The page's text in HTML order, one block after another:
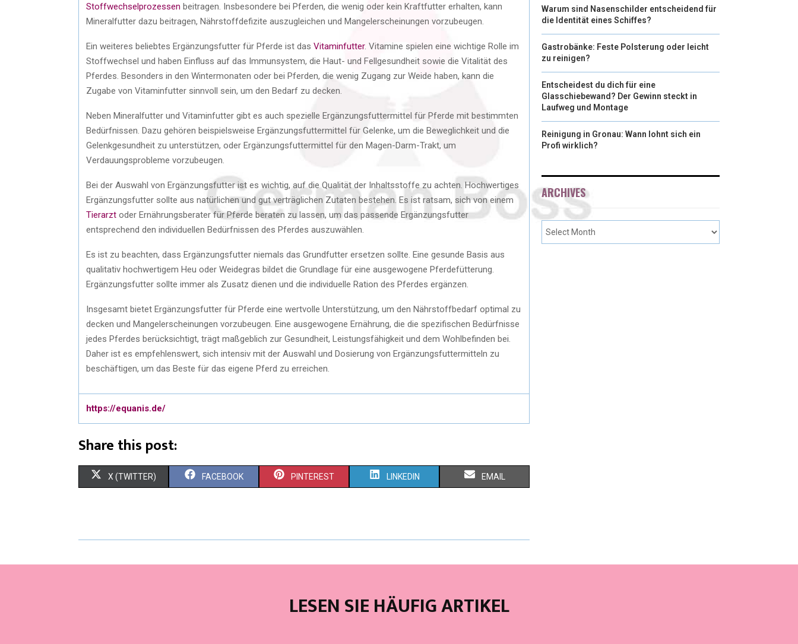
Stoffwechselprozessen beitragen. Insbesondere bei Pferden, die wenig oder kein Kraftfutter erhalten, kann
Mineralfutter dazu beitragen, Nährstoffdefizite auszugleichen und Mangelerscheinungen vorzubeugen.
Ein weiteres beliebtes Ergänzungsfutter für Pferde ist das Vitaminfutter. Vitamine spielen eine wichtige Rolle im
Stoffwechsel und haben Einfluss auf das Immunsystem, die Haut- und Fellgesundheit sowie die Vitalität des
Pferdes. Besonders in den Wintermonaten oder bei Pferden, die wenig Zugang zur Weide haben, kann die
Zugabe von Vitaminfutter sinnvoll sein, um den Bedarf zu decken.
Neben Mineralfutter und Vitaminfutter gibt es auch spezielle Ergänzungsfuttermittel für Pferde mit bestimmten
Bedürfnissen. Dazu gehören beispielsweise Ergänzungsfuttermittel für Gelenke, um die Beweglichkeit und die
Gelenkgesundheit zu unterstützen, oder Ergänzungsfuttermittel für den Magen-Darm-Trakt, um
Verdauungsprobleme vorzubeugen.
Bei der Auswahl von Ergänzungsfutter ist es wichtig, auf die Qualität der Inhaltsstoffe zu achten. Hochwertiges
Ergänzungsfutter sollte aus natürlichen und gut verträglichen Zutaten bestehen. Es ist ratsam, sich von einem
Tierarzt oder Ernährungsberater für Pferde beraten zu lassen, um das passende Ergänzungsfutter
entsprechend den individuellen Bedürfnissen des Pferdes auszuwählen.
Es ist zu beachten, dass Ergänzungsfutter niemals das Grundfutter ersetzen sollte. Eine gesunde Basis aus
qualitativ hochwertigem Heu oder Weidegras bildet die Grundlage für eine ausgewogene Pferdefütterung.
Ergänzungsfutter sollte immer als Zusatz dienen und die individuelle Ration des Pferdes ergänzen.
Insgesamt bietet Ergänzungsfutter für Pferde eine wertvolle Unterstützung, um den Nährstoffbedarf optimal zu
decken und Mangelerscheinungen vorzubeugen. Eine ausgewogene Ernährung, die die spezifischen Bedürfnisse
jedes Pferdes berücksichtigt, trägt maßgeblich zur Gesundheit, Leistungsfähigkeit und dem Wohlbefinden bei.
Daher ist es empfehlenswert, sich intensiv mit der Auswahl und Dosierung von Ergänzungsfuttermitteln zu
beschäftigen, um das Beste für das eigene Pferd zu erreichen.
https://equanis.de/
Share this post:
X (TWITTER) FACEBOOK PINTEREST LINKEDIN EMAIL
Warum sind Nasenschilder entscheidend für
die Identität eines Schiffes?
Gastrobänke: Feste Polsterung oder leicht
zu reinigen?
Entscheidest du dich für eine
Glasschiebewand? Der Gewinn steckt in
Laufweg und Montage
Reinigung in Gronau: Wann lohnt sich ein
Profi wirklich?
ARCHIVES
LESEN SIE HÄUFIG ARTIKEL